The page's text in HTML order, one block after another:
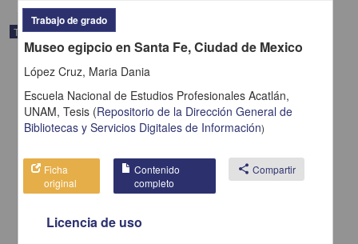
Trabajo de grado
Trabajo de grado
Museo egipcio en Santa Fe, Ciudad de Mexico
López Cruz, Maria Dania
Escuela Nacional de Estudios Profesionales Acatlán,
UNAM, Tesis (Repositorio de la Dirección General de
Bibliotecas y Servicios Digitales de Información)
Ficha
original
Contenido
completo
share Compartir
Licencia de uso